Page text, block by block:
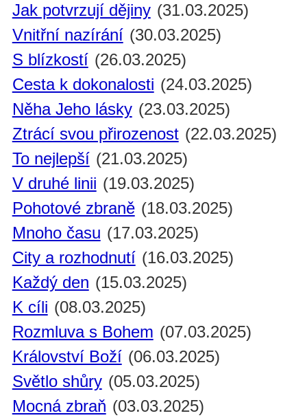
Jak potvrzují dějiny (31.03.2025)
Vnitřní nazírání (30.03.2025)
S blízkostí (26.03.2025)
Cesta k dokonalosti (24.03.2025)
Něha Jeho lásky (23.03.2025)
Ztrácí svou přirozenost (22.03.2025)
To nejlepší (21.03.2025)
V druhé linii (19.03.2025)
Pohotové zbraně (18.03.2025)
Mnoho času (17.03.2025)
City a rozhodnutí (16.03.2025)
Každý den (15.03.2025)
K cíli (08.03.2025)
Rozmluva s Bohem (07.03.2025)
Království Boží (06.03.2025)
Světlo shůry (05.03.2025)
Mocná zbraň (03.03.2025)